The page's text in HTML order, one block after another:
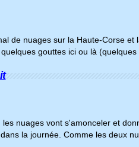
de nuages sur la Haute-Corse et
gouttes ici ou là
nuages vont s'amonceler et
la journée. Comme les deux